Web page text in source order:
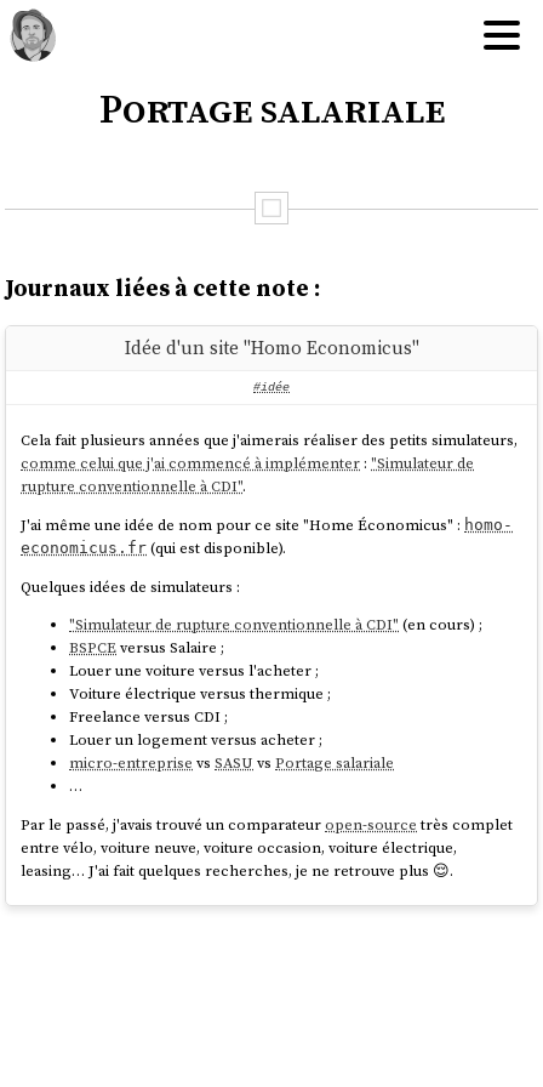
Portage salariale
Journaux liées à cette note :
Idée d'un site "Homo Economicus"
#idée
Cela fait plusieurs années que j'aimerais réaliser des petits simulateurs,
comme celui que j'ai commencé à implémenter :"Simulateur de
rupture conventionnelle à CDI".
J'ai même une idée de nom pour ce site "Home Économicus" : homo-
economicus.fr (qui est disponible).
Quelques idées de simulateurs :
"Simulateur de rupture conventionnelle à CDI" (en cours) ;
BSPCEversus Salaire ;
Louer une voiture versus l'acheter ;
Voiture électrique versus thermique ;
Freelance versus CDI ;
Louer un logement versus acheter ;
micro-entreprise vsSASU vsPortage salariale
…
Par le passé, j'avais trouvé un comparateuropen-sourcetrès complet
entre vélo, voiture neuve, voiture occasion, voiture électrique,
leasing… J'ai fait quelques recherches, je ne retrouve plus 😌.